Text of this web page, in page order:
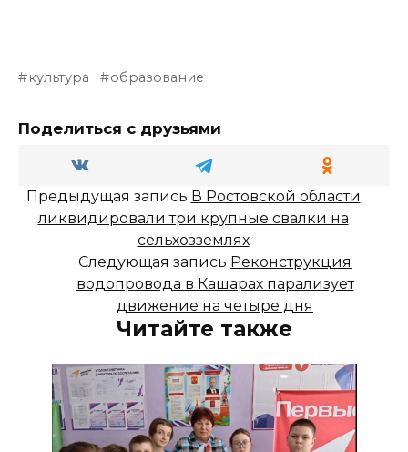
культура образование
Поделиться с друзьями
Предыдущая запись В Ростовской области
ликвидировали три крупные свалки на
сельхозземлях
Следующая запись Реконструкция
водопровода в Кашарах парализует
движение на четыре дня
Читайте также